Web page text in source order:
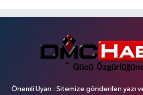
Önemli Uyarı : Sitemize gönderilen yazı